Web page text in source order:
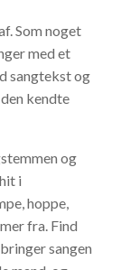
Som noget
med et
sangtekst og
kendte
og
i
hoppe,
fra. Find
sangen